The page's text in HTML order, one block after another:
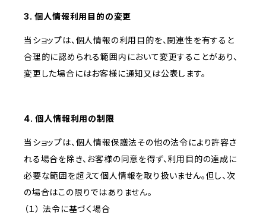
3. 個人情報利用目的の変更
当ショップは、個人情報の利用目的を、関連性を有すると
合理的に認められる範囲内において変更することがあり、
変更した場合にはお客様に通知又は公表します。
4. 個人情報利用の制限
当ショップは、個人情報保護法その他の法令により許容さ
れる場合を除き、お客様の同意を得ず、利用目的の達成に
必要な範囲を超えて個人情報を取り扱いません。但し、次
の場合はこの限りではありません。
（１） 法令に基づく場合